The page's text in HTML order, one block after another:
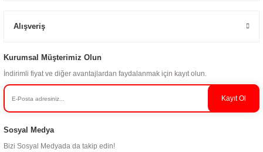
Alışveriş
Kurumsal Müşterimiz Olun
İndirimli fiyat ve diğer avantajlardan faydalanmak için kayıt olun.
Kayıt Ol
Sosyal Medya
Bizi Sosyal Medyada da takip edin!